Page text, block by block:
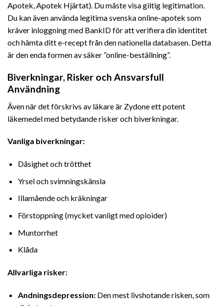
Apotek, Apotek Hjärtat). Du måste visa giltig legitimation.
Du kan även använda legitima svenska online-apotek som
kräver inloggning med BankID för att verifiera din identitet
och hämta ditt e-recept från den nationella databasen. Detta
är den enda formen av säker ”online-beställning”.
Biverkningar, Risker och Ansvarsfull
Användning
Även när det förskrivs av läkare är Zydone ett potent
läkemedel med betydande risker och biverkningar.
Vanliga biverkningar:
Dåsighet och trötthet
Yrsel och svimningskänsla
Illamående och kräkningar
Förstoppning (mycket vanligt med opioider)
Muntorrhet
Klåda
Allvarliga risker:
Andningsdepression:Den mest livshotande risken, som